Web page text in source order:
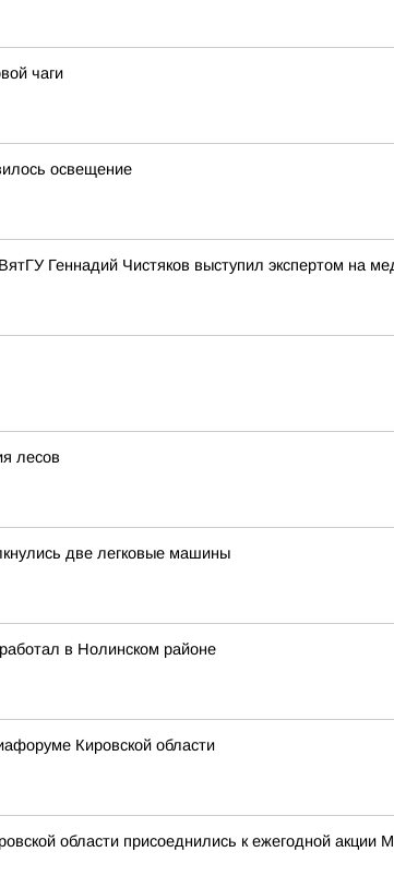
чаги
освещение
Геннадий Чистяков выступил экспертом на
лесов
две легковые машины
в Нолинском районе
Кировской области
области присоеднились к ежегодной